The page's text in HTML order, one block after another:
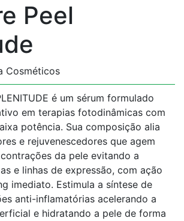
Peel
Cosméticos
é um sérum formulado
em terapias fotodinâmicas com
potência. Sua composição alia
e rejuvenescedores que agem
da pele evitando a
e linhas de expressão, com ação
imediato. Estimula a síntese de
anti-inflamatórias acelerando a
e hidratando a pele de forma